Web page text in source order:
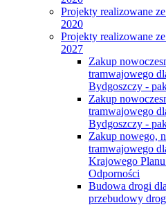
Projekty realizowane
2020
Projekty realizowane
2027
Zakup
tramwajowego
Bydgoszczy -
Zakup
tramwajowego
Bydgoszczy -
Zakup nowego,
tramwajowego
Krajowego
Odporności
Budowa drogi
przebudowy